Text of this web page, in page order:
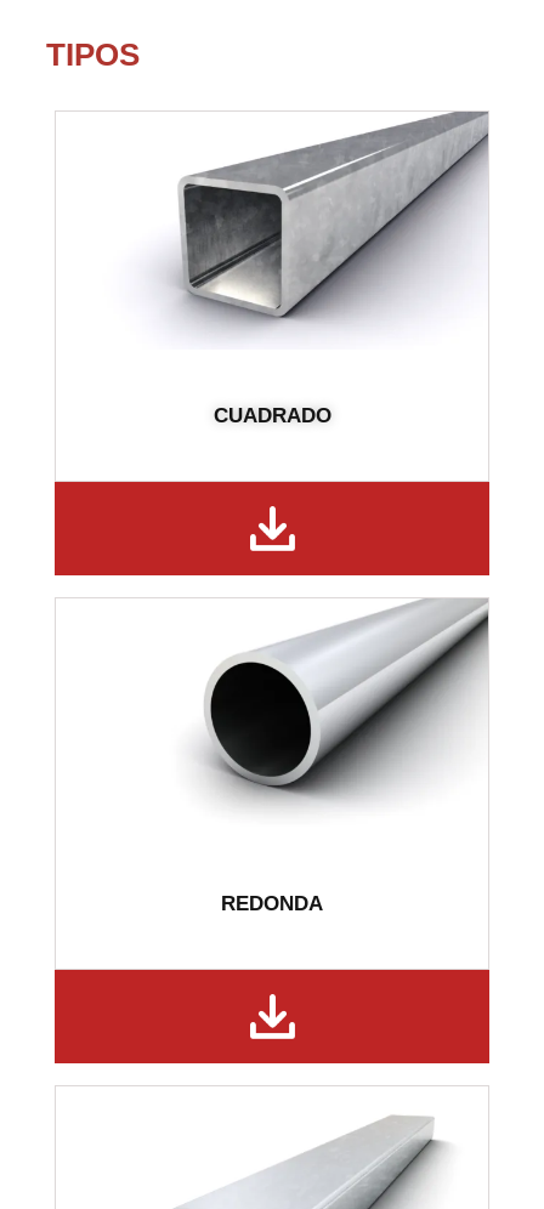
TIPOS
CUADRADO
REDONDA